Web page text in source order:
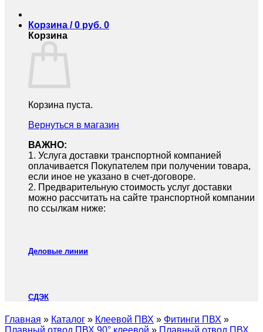
Корзина /0 руб. 0
Корзина
Корзина пуста.
Вернуться в магазин
ВАЖНО:
1.⁠ ⁠Услуга доставки транспортной компанией
оплачивается Покупателем при получении товара,
если иное не указано в счет-договоре.
2.⁠ ⁠Предварительную стоимость услуг доставки
можно рассчитать на сайте транспортной компании
по ссылкам ниже:
Деловые линии
СДЭК
Главная » Каталог » Клеевой ПВХ » Фитинги ПВХ »
Плавный отвод ПВХ 90° клеевой » Плавный отвод ПВХ